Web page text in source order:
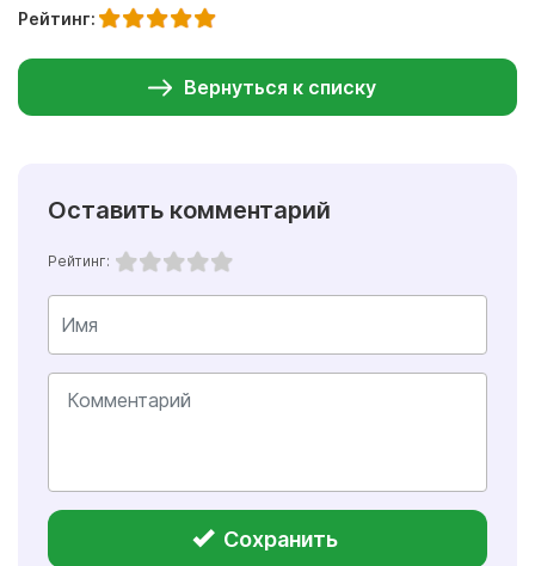
Рейтинг:
Вернуться к списку
Оставить комментарий
Рейтинг:
Сохранить